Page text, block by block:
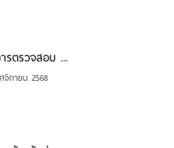
รตรวจสอบ ...
กายน 2568